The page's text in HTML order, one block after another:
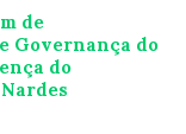
de
Governança do
do